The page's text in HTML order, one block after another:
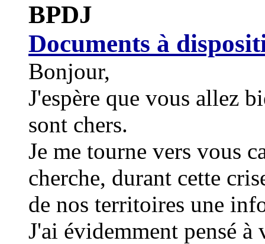
BPDJ
Documents à
Bonjour,
J'espère que vous allez
sont chers.
Je me tourne vers vous
cherche, durant cette
de nos territoires une
J'ai évidemment pensé à